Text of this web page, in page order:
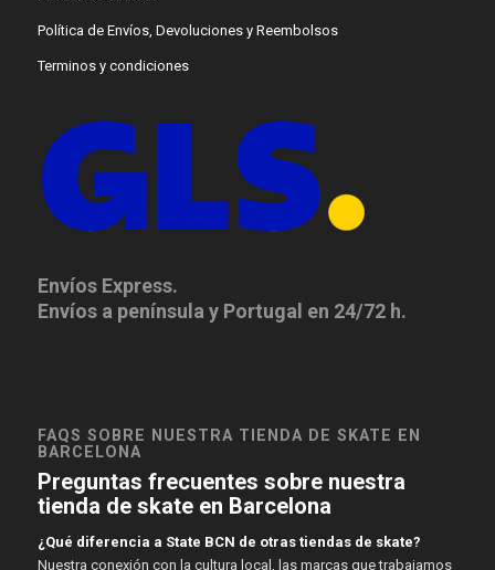
Política de Envíos, Devoluciones y Reembolsos
Terminos y condiciones
Envíos Express.
Envíos a península y Portugal en 24/72 h.
FAQS SOBRE NUESTRA TIENDA DE SKATE EN
BARCELONA
Preguntas frecuentes sobre nuestra
tienda de skate en Barcelona
¿Qué diferencia a State BCN de otras tiendas de skate?
Nuestra conexión con la cultura local, las marcas que trabajamos